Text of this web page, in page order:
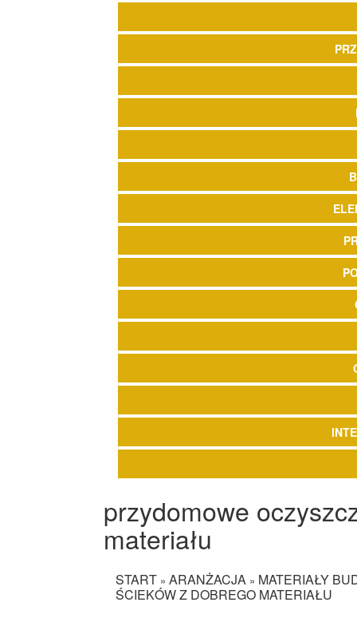
przydomowe
materiału
START » ARANŻACJA » MATERIAŁY
ŚCIEKÓW Z DOBREGO MATERIAŁU